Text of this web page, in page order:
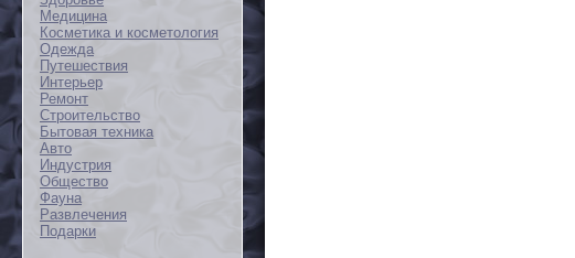
Медицина
Косметика и косметология
Одежда
Путешествия
Интерьер
Ремонт
Строительство
Бытовая техника
Авто
Индустрия
Общество
Фауна
Развлечения
Подарки